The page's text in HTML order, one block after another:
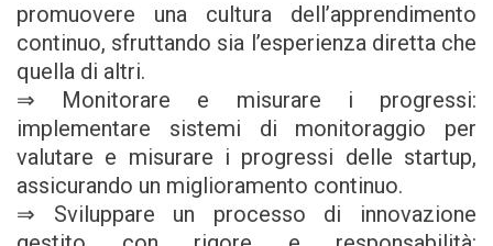
promuovere una cultura dell’apprendimento
continuo, sfruttando sia l’esperienza diretta che
quella di altri.
⇒ Monitorare e misurare i progressi:
implementare sistemi di monitoraggio per
valutare e misurare i progressi delle startup,
assicurando un miglioramento continuo.
⇒ Sviluppare un processo di innovazione